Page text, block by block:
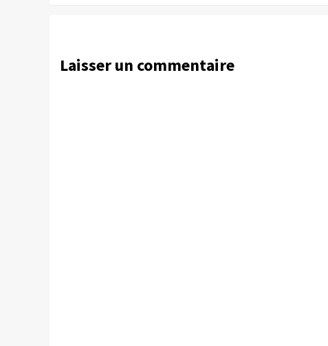
Laisser un commentaire